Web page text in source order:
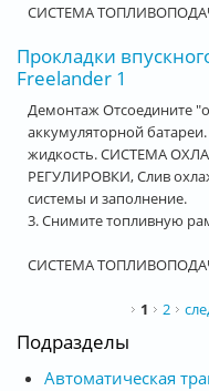
СИСТЕМА
Прокладки
Freelander 1
Демонтаж Отсоедините
аккумуляторной
жидкость. СИСТЕМА
РЕГУЛИРОВКИ, Слив
системы и заполнение.
3. Снимите топливную
СИСТЕМА
1 2
Подразделы
Автоматическая